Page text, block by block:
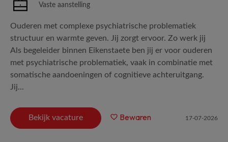
Vaste aanstelling
Ouderen met complexe psychiatrische problematiek
structuur en warmte geven. Jij zorgt ervoor. Zo werk jij
Als begeleider binnen Eikenstaete ben jij er voor ouderen
met psychiatrische problematiek, vaak in combinatie met
somatische aandoeningen of cognitieve achteruitgang.
Jij...
Bekijk vacature Bewaren 17-07-2026